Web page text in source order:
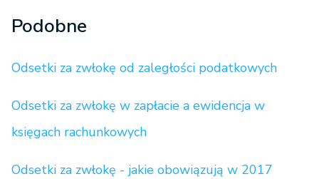
Podobne
Odsetki za zwłokę od zaległości podatkowych
Odsetki za zwłokę w zapłacie a ewidencja w
księgach rachunkowych
Odsetki za zwłokę - jakie obowiązują w 2017